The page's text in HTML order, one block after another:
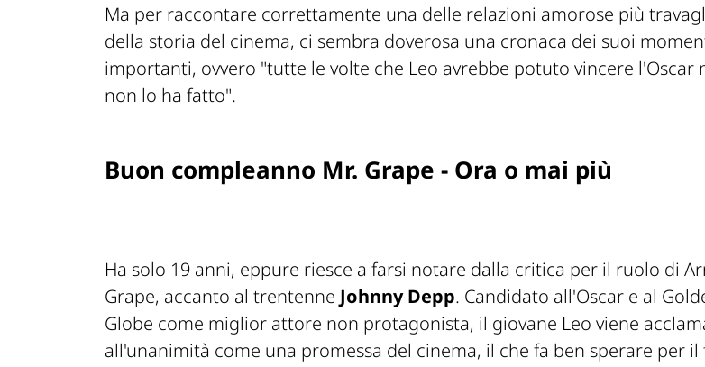
Ma per raccontare correttamente una delle relazioni amorose più
della storia del cinema, ci sembra doverosa una cronaca dei suoi
importanti, ovvero "tutte le volte che Leo avrebbe potuto vincere l'Oscar
non lo ha fatto".
Buon compleanno Mr. Grape - Ora o mai più
Ha solo 19 anni, eppure riesce a farsi notare dalla critica per il ruolo di
Grape, accanto al trentenne Johnny Depp. Candidato all'Oscar e al
Globe come miglior attore non protagonista, il giovane Leo viene
all'unanimità come una promessa del cinema, il che fa ben sperare per